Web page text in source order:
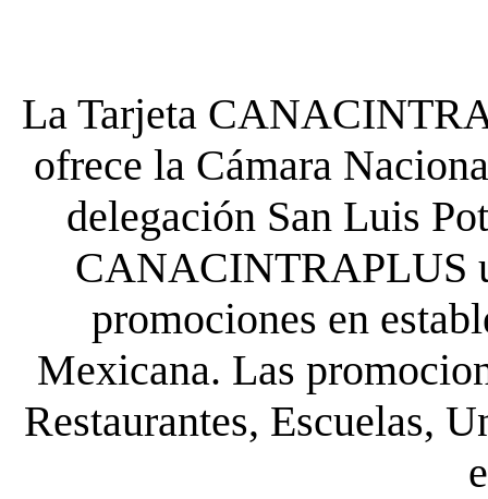
La Tarjeta
ofrece la Cámara
delegación San Luis
CANACINTRAPLUS
promociones en
Mexicana. Las
Restaurantes, Escuelas,